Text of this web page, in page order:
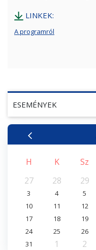
ESEMÉNYEK
H K Sz
27
28 29
3
4 5
10
11 12
17
18 19
24
25 26
31
1 2
LINKEK:
A programról